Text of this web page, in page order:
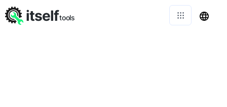
itselftools